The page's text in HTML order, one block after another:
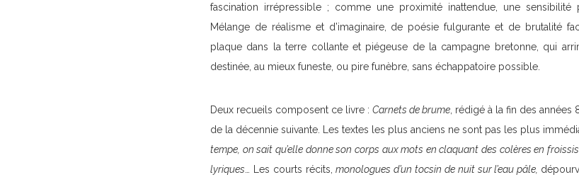
fascination irrépressible ; comme une proximité inattendue, une sensibilité
Mélange de réalisme et d’imaginaire, de poésie fulgurante et de brutalité
plaque dans la terre collante et piégeuse de la campagne bretonne, qui
destinée, au mieux funeste, ou pire funèbre, sans échappatoire possible.
Deux recueils composent ce livre : Carnets de brume , rédigé à la fin des années
de la décennie suivante. Les textes les plus anciens ne sont pas les plus
tempe, on sait qu’elle donne son corps aux mots en claquant des colères en
lyriques … Les courts récits,monologues d’un tocsin de nuit sur l’eau pâle,